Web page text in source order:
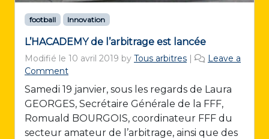
football Innovation
L’HACADEMY de l’arbitrage est lancée
Modifié le 10 avril 2019 by Tous arbitres |
Leave a
Comment
Samedi 19 janvier, sous les regards de Laura
GEORGES, Secrétaire Générale de la FFF,
Romuald BOURGOIS, coordinateur FFF du
secteur amateur de l’arbitrage, ainsi que des